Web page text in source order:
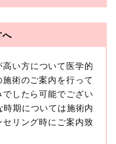
個人情報」とは、生
当該情報に含まれる
り特定の個人を識別
情報保護委員会の政
いいます。
単独のままでは特定
すが、他の情報と組
識別できる場合、か
へ
い方について医学的
術のご案内を行って
したら可能でござい
時期については施術内
リング時にご案内致